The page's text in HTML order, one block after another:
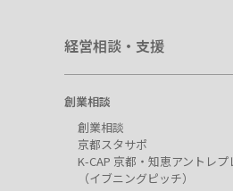
経営相談・支援
創業相談
創業相談
京都スタサポ
K-CAP 京都・知恵アントレ
（イブニングピッチ）